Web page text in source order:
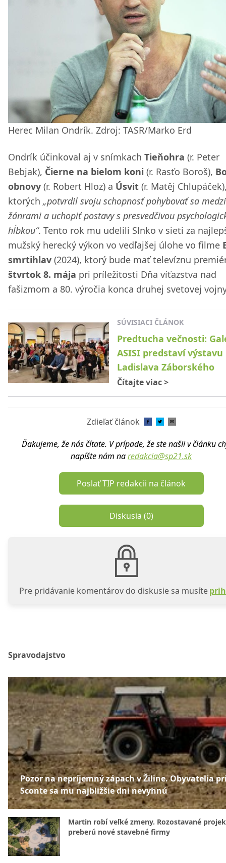
Herec Milan Ondrík. Zdroj: TASR/Marko Erd
Ondrík účinkoval aj v snímkach Tieňohra (r. Peter
Bebjak), Čierne na bielom koni (r. Rasťo Boroš),
obnovy (r. Robert Hloz) a Úsvit (r. Matěj
ktorých „potvrdil svoju schopnosť pohybovať sa medzi
žánrami a uchopiť postavy s presvedčivou
hĺbkou“. Tento rok mu udelili Slnko v sieti za
mužský herecký výkon vo vedľajšej úlohe vo filme
smrtihlav (2024), ktorý bude mať televíznu
štvrtok 8. mája pri príležitosti Dňa víťazstva nad
fašizmom a 80. výročia konca druhej svetovej
SÚVISIACI ČLÁNOK
Predtucha večnosti:
ASISI predstaví výstavu
Ladislava Záborského
Čítajte viac>
Zdieľať článok
Ďakujeme, že nás čítate. V prípade, že ste našli v článku
napíšte nám naredakcia@sp21.sk
Poslať TIP redakcii na článok
Diskusia (0)
Pre pridávanie komentárov do diskusie sa musíte
Spravodajstvo
Pozor na nepríjemný zápach v Žiline. Obyvatelia
Sconte sa mu najbližšie dni nevyhnú
Martin robí veľké zmeny. Rozostavané
preberú nové stavebné firmy